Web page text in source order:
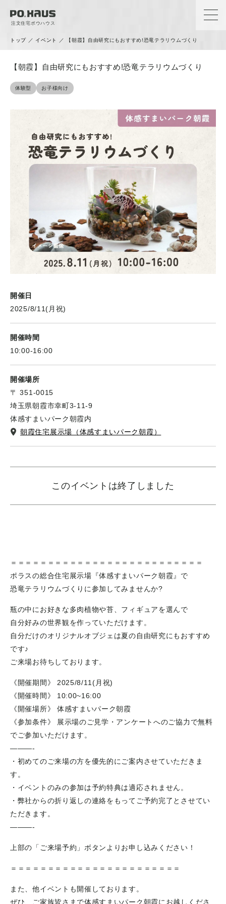
注文住宅ポウハウス
トップ ／ イベント ／ 【朝霞】自由研究にもおすすめ!恐竜テラリウムづくり
【朝霞】自由研究にもおすすめ!恐竜テラリウムづくり
体験型 お子様向け
開催日
2025/8/11(月祝)
開催時間
10:00-16:00
開催場所
〒 351-0015
埼玉県朝霞市幸町3-11-9
体感すまいパーク朝霞内
朝霞住宅展示場（体感すまいパーク朝霞）
このイベントは終了しました
＝＝＝＝＝＝＝＝＝＝＝＝＝＝＝＝＝＝＝＝＝＝＝＝＝＝
ポラスの総合住宅展示場『体感すまいパーク朝霞』で
恐竜テラリウムづくりに参加してみませんか?
瓶の中にお好きな多肉植物や苔、フィギュアを選んで
自分好みの世界観を作っていただけます。
自分だけのオリジナルオブジェは夏の自由研究にもおすすめ
です♪
ご来場お待ちしております。
《開催期間》 2025/8/11(月祝)
《開催時間》 10:00~16:00
《開催場所》 体感すまいパーク朝霞
《参加条件》 展示場のご見学・アンケートへのご協力で無料
でご参加いただけます。
———-
・初めてのご来場の方を優先的にご案内させていただきま
す。
・イベントのみの参加は予約特典は適応されません。
・弊社からの折り返しの連絡をもってご予約完了とさせてい
ただきます。
​———-
上部の「ご来場予約」ボタンよりお申し込みください！
＝＝＝＝＝＝＝＝＝＝＝＝＝＝＝＝＝＝＝＝＝＝＝
また、他イベントも開催しております。
ぜひ、ご家族皆さまで体感すまいパーク朝霞にお越しくださ